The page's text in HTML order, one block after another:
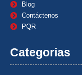
Blog
Contáctenos
PQR
Categorias